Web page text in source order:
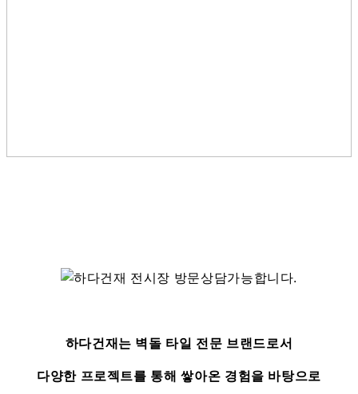
하다건재는 벽돌 타일 전문 브랜드로서
다양한 프로젝트를 통해 쌓아온 경험을 바탕으로